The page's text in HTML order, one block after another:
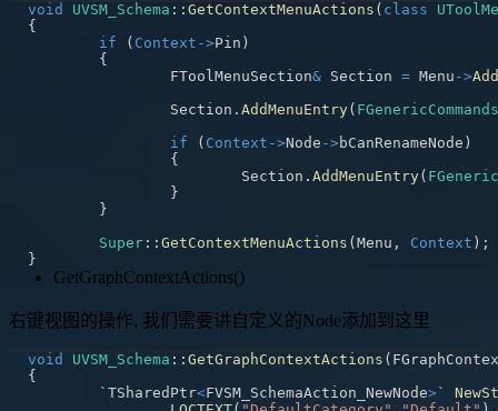
void UVSM_Schema :: GetContextMenuActions ( class
{
if
( Context ->Pin )
{
		FToolMenuSection
& Section = Menu ->
		Section
. AddMenuEntry( FGenericCommands
if
( Context ->Node -> bCanRenameNode )
{
			Section
. AddMenuEntry(
}
}
Super :: GetContextMenuActions ( Menu , Context ) ;
}
GetGraphContextActions()
右键视图的操作, 我们需要讲自定义的Node添加到这里
void UVSM_Schema :: GetGraphContextActions (
{
	`TSharedPtr
<FVSM_SchemaAction_NewNode> `